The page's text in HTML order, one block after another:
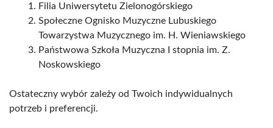
Filia Uniwersytetu Zielonogórskiego
Społeczne Ognisko Muzyczne Lubuskiego
Towarzystwa Muzycznego im. H. Wieniawskiego
Państwowa Szkoła Muzyczna I stopnia im. Z.
Noskowskiego
Ostateczny wybór zależy od Twoich indywidualnych
potrzeb i preferencji.